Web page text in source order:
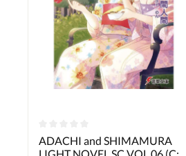
ADACHI and SHIMAMURA